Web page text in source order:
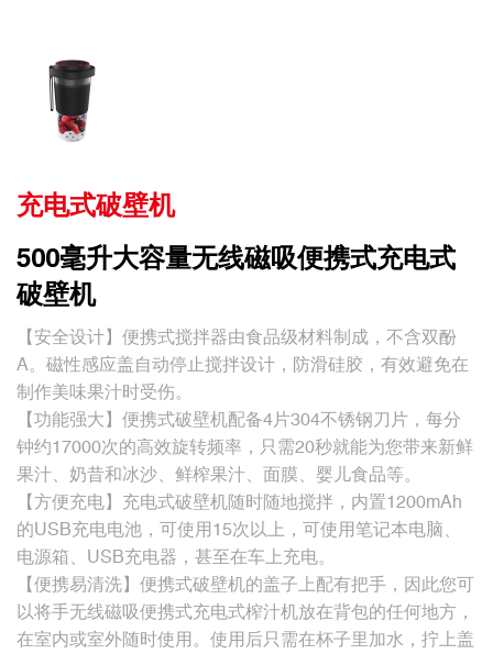
充电式破壁机
500毫升大容量无线磁吸便携式充电式
破壁机
【安全设计】便携式搅拌器由食品级材料制成，不含双酚
A。磁性感应盖自动停止搅拌设计，防滑硅胶，有效避免在
制作美味果汁时受伤。
【功能强大】便携式破壁机配备4片304不锈钢刀片，每分
钟约17000次的高效旋转频率，只需20秒就能为您带来新鲜
果汁、奶昔和冰沙、鲜榨果汁、面膜、婴儿食品等。
【方便充电】充电式破壁机随时随地搅拌，内置1200mAh
的USB充电电池，可使用15次以上，可使用笔记本电脑、
电源箱、USB充电器，甚至在车上充电。
【便携易清洗】便携式破壁机的盖子上配有把手，因此您可
以将手无线磁吸便携式充电式榨汁机放在背包的任何地方，
在室内或室外随时使用。使用后只需在杯子里加水，拧上盖